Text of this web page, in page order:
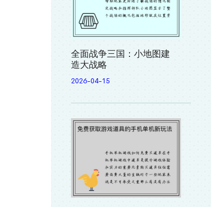
全面战争三国：小地图建
造大战略
2026-04-15